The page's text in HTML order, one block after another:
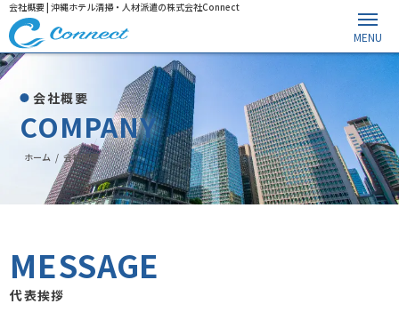
会社概要 | 沖縄ホテル清掃・人材派遣の株式会社Connect
会社概要
COMPANY
ホーム / 会社概要
MESSAGE
代表挨拶